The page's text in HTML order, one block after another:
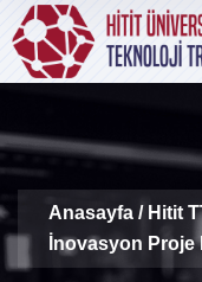
Anasayfa / Hitit
İnovasyon Proje